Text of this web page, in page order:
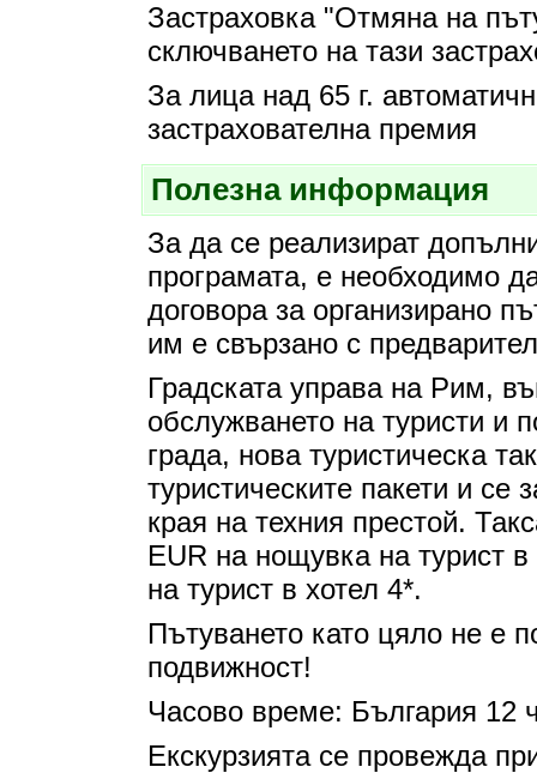
Застраховка "Отмяна на
сключването на тази
За лица над 65 г.
застрахователна премия
Полезна информация
За да се реализират
програмата, е необходимо
договора за организирано
им е свързано с
Градската управа на Рим,
обслужването на туристи и
града, нова туристическа
туристическите пакети и се
края на техния престой.
EUR на нощувка на турист
на турист в хотел 4*.
Пътуването като цяло не е
подвижност!
Часово време: България 12
Екскурзията се провежда